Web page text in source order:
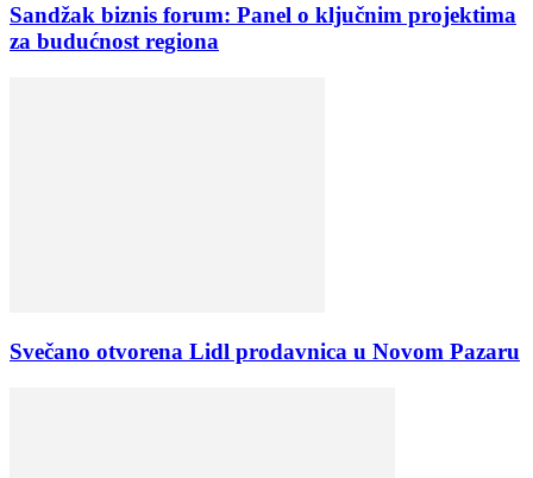
Sandžak biznis forum: Panel o ključnim projektima
za budućnost regiona
Svečano otvorena Lidl prodavnica u Novom Pazaru